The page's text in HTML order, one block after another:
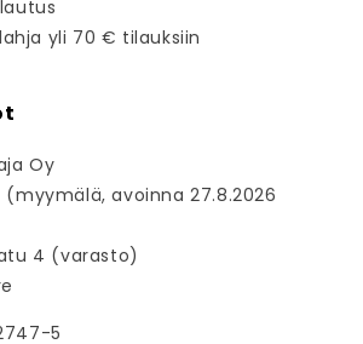
yli 70 € tilauksiin
Oy
avoinna 27.8.2026
4 (varasto)
5